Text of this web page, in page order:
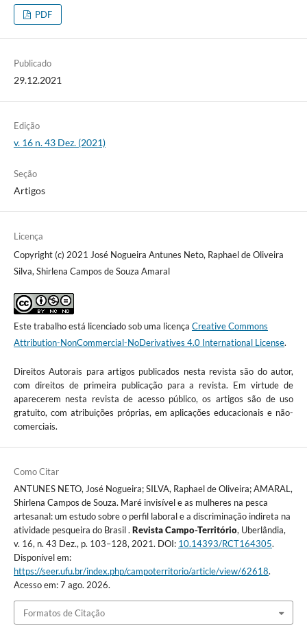
PDF
Publicado
29.12.2021
Edição
v. 16 n. 43 Dez. (2021)
Seção
Artigos
Licença
Copyright (c) 2021 José Nogueira Antunes Neto, Raphael de Oliveira
Silva, Shirlena Campos de Souza Amaral
Este trabalho está licenciado sob uma licença Creative Commons
Attribution-NonCommercial-NoDerivatives 4.0 International License.
Direitos Autorais para artigos publicados nesta revista são do autor,
com direitos de primeira publicação para a revista. Em virtude de
aparecerem nesta revista de acesso público, os artigos são de uso
gratuito, com atribuições próprias, em aplicações educacionais e não-
comerciais.
Como Citar
ANTUNES NETO, José Nogueira; SILVA, Raphael de Oliveira; AMARAL,
Shirlena Campos de Souza. Maré invisível e as mulheres na pesca
artesanal: um estudo sobre o perfil laboral e a discriminação indireta na
atividade pesqueira do Brasil . Revista Campo-Território, Uberlândia,
v. 16, n. 43 Dez., p. 103–128, 2021. DOI: 10.14393/RCT164305.
Disponível em:
https://seer.ufu.br/index.php/campoterritorio/article/view/62618.
Acesso em: 7 ago. 2026.
Formatos de Citação